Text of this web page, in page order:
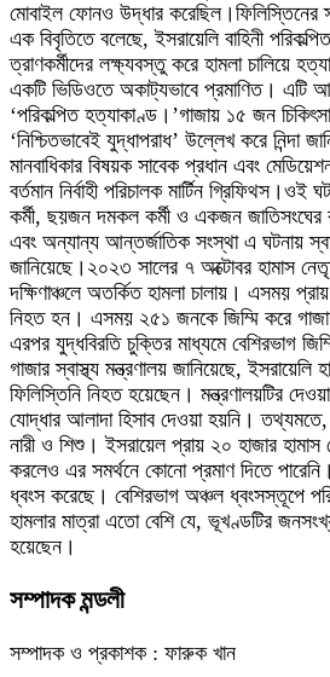
মোবাইল ফোনও উদ্ধার করেছিল।ফিলিস্তিনের
এক বিবৃতিতে বলেছে, ইসরায়েলি বাহিনী
ত্রাণকর্মীদের লক্ষ্যবস্তু করে হামলা চালিয়ে
একটি ভিডিওতে অকাট্যভাবে প্রমাণিত। এটি
‘পরিকল্পিত হত্যাকাণ্ড।’গাজায় ১৫ জন
‘নিশ্চিতভাবেই যুদ্ধাপরাধ’ উল্লেখ করে নিন্দা
মানবাধিকার বিষয়ক সাবেক প্রধান এবং
বর্তমান নির্বাহী পরিচালক মার্টিন
কর্মী, ছয়জন দমকল কর্মী ও একজন জাতিসংঘের
এবং অন্যান্য আন্তর্জাতিক সংস্থা এ ঘটনায়
জানিয়েছে।২০২৩ সালের ৭ অক্টোবর হামাস
দক্ষিণাঞ্চলে অতর্কিত হামলা চালায়। এসময়
নিহত হন। এসময় ২৫১ জনকে জিম্মি করে গাজায়
এরপর যুদ্ধবিরতি চুক্তির মাধ্যমে বেশিরভাগ
গাজার স্বাস্থ্য মন্ত্রণালয় জানিয়েছে, ইসরায়েলি
ফিলিস্তিনি নিহত হয়েছেন। মন্ত্রণালয়টির
যোদ্ধার আলাদা হিসাব দেওয়া হয়নি। তথ্যমতে,
নারী ও শিশু। ইসরায়েল প্রায় ২০ হাজার হামাস
করলেও এর সমর্থনে কোনো প্রমাণ দিতে
ধ্বংস করেছে। বেশিরভাগ অঞ্চল ধ্বংসস্তূপে
হামলার মাত্রা এতো বেশি যে, ভূখণ্ডটির
হয়েছেন।
সম্পাদক মন্ডলী
সম্পাদক ও প্রকাশক : ফারুক খান